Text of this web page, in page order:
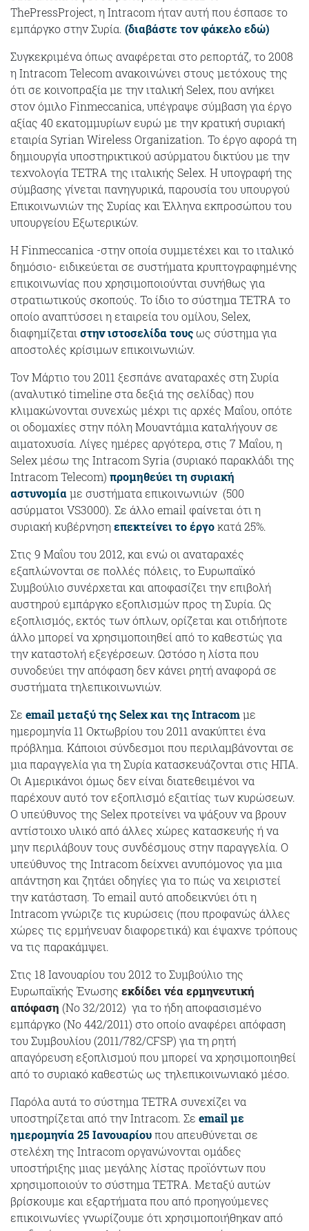
ThePressProject, η Intracom ήταν αυτή που έσπασε το
εμπάργκο στην Συρία. (διαβάστε τον φάκελο εδώ)
Συγκεκριμένα όπως αναφέρεται στο ρεπορτάζ, το 2008
η Intracom Telecom ανακοινώνει στους μετόχους της
ότι σε κοινοπραξία με την ιταλική Selex, που ανήκει
στον όμιλο Finmeccanica, υπέγραψε σύμβαση για έργο
αξίας 40 εκατομμυρίων ευρώ με την κρατική συριακή
εταιρία Syrian Wireless Organization. Το έργο αφορά τη
δημιουργία υποστηρικτικού ασύρματου δικτύου με την
τεχνολογία TETRA της ιταλικής Selex. Η υπογραφή της
σύμβασης γίνεται πανηγυρικά, παρουσία του υπουργού
Επικοινωνιών της Συρίας και Έλληνα εκπροσώπου του
υπουργείου Εξωτερικών.
Η Finmeccanica -στην οποία συμμετέχει και το ιταλικό
δημόσιο- ειδικεύεται σε συστήματα κρυπτογραφημένης
επικοινωνίας που χρησιμοποιούνται συνήθως για
στρατιωτικούς σκοπούς. Το ίδιο το σύστημα TETRA το
οποίο αναπτύσσει η εταιρεία του ομίλου, Selex,
διαφημίζεται στην ιστοσελίδα τους ως σύστημα για
αποστολές κρίσιμων επικοινωνιών.
Τον Μάρτιο του 2011 ξεσπάνε αναταραχές στη Συρία
(αναλυτικό timeline στα δεξιά της σελίδας) που
κλιμακώνονται συνεχώς μέχρι τις αρχές Μαΐου, οπότε
οι οδομαχίες στην πόλη Μουαντάμια καταλήγουν σε
αιματοχυσία. Λίγες ημέρες αργότερα, στις 7 Μαΐου, η
Selex μέσω της Intracom Syria (συριακό παρακλάδι της
Intracom Telecom) προμηθεύει τη συριακή
αστυνομία με συστήματα επικοινωνιών (500
ασύρματοι VS3000). Σε άλλο email φαίνεται ότι η
συριακή κυβέρνησηεπεκτείνει το έργοκατά 25%.
Στις 9 Μαΐου του 2012, και ενώ οι αναταραχές
εξαπλώνονται σε πολλές πόλεις, το Ευρωπαϊκό
Συμβούλιο συνέρχεται και αποφασίζει την επιβολή
αυστηρού εμπάργκο εξοπλισμών προς τη Συρία. Ως
εξοπλισμός, εκτός των όπλων, ορίζεται και οτιδήποτε
άλλο μπορεί να χρησιμοποιηθεί από το καθεστώς για
την καταστολή εξεγέρσεων. Ωστόσο η λίστα που
συνοδεύει την απόφαση δεν κάνει ρητή αναφορά σε
συστήματα τηλεπικοινωνιών.
Σε email μεταξύ της Selex και της Intracomμε
ημερομηνία 11 Οκτωβρίου του 2011 ανακύπτει ένα
πρόβλημα. Κάποιοι σύνδεσμοι που περιλαμβάνονται σε
μια παραγγελία για τη Συρία κατασκευάζονται στις ΗΠΑ.
Οι Αμερικάνοι όμως δεν είναι διατεθειμένοι να
παρέχουν αυτό τον εξοπλισμό εξαιτίας των κυρώσεων.
Ο υπεύθυνος της Selex προτείνει να ψάξουν να βρουν
αντίστοιχο υλικό από άλλες χώρες κατασκευής ή να
μην περιλάβουν τους συνδέσμους στην παραγγελία. Ο
υπεύθυνος της Intracom δείχνει ανυπόμονος για μια
απάντηση και ζητάει οδηγίες για το πώς να χειριστεί
την κατάσταση. Το email αυτό αποδεικνύει ότι η
Intracom γνώριζε τις κυρώσεις (που προφανώς άλλες
χώρες τις ερμήνευαν διαφορετικά) και έψαχνε τρόπους
να τις παρακάμψει.
Στις 18 Ιανουαρίου του 2012 το Συμβούλιο της
Ευρωπαϊκής Ένωσης εκδίδει νέα ερμηνευτική
απόφαση (Νο 32/2012) για το ήδη αποφασισμένο
εμπάργκο (Νο 442/2011) στο οποίο αναφέρει απόφαση
του Συμβουλίου (2011/782/CFSP) για τη ρητή
απαγόρευση εξοπλισμού που μπορεί να χρησιμοποιηθεί
από το συριακό καθεστώς ως τηλεπικοινωνιακό μέσο.
Παρόλα αυτά το σύστημα TETRA συνεχίζει να
υποστηρίζεται από την Intracom. Σε email με
ημερομηνία 25 Ιανουαρίουπου απευθύνεται σε
στελέχη της Intracom οργανώνονται ομάδες
υποστήριξης μιας μεγάλης λίστας προϊόντων που
χρησιμοποιούν το σύστημα TETRA. Μεταξύ αυτών
βρίσκουμε και εξαρτήματα που από προηγούμενες
επικοινωνίες γνωρίζουμε ότι χρησιμοποιήθηκαν από